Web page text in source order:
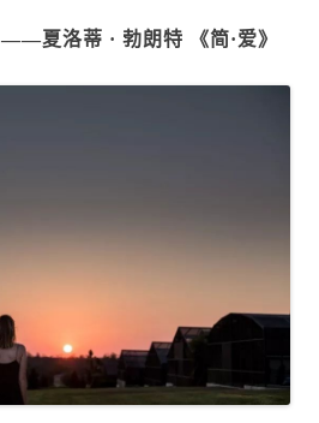
——夏洛蒂 · 勃朗特 《简·爱》